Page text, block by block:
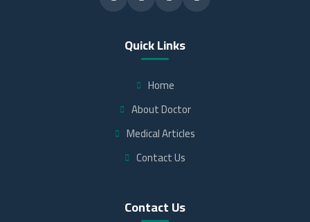
Quick Links
Home
About Doctor
Medical Articles
Contact Us
Contact Us